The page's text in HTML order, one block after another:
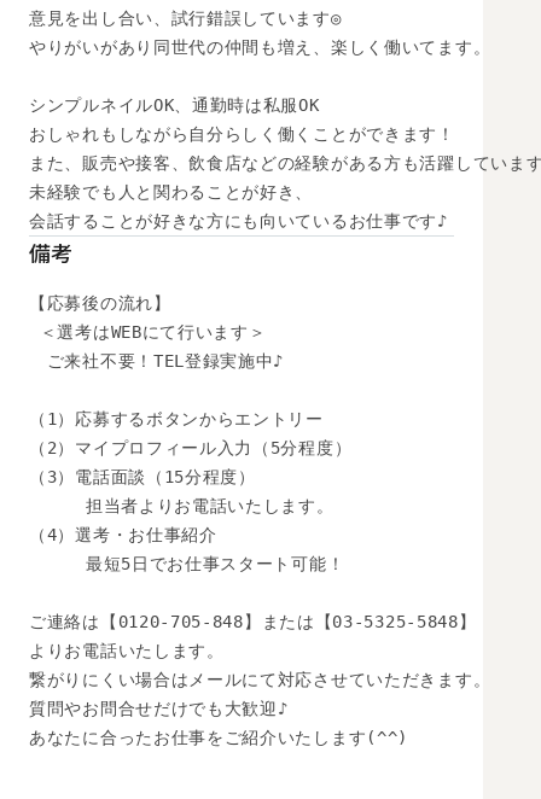
意見を出し合い、試行錯誤しています◎
やりがいがあり同世代の仲間も増え、楽しく働いてます。
シンプルネイルOK、通勤時は私服OK
おしゃれもしながら自分らしく働くことができます！
また、販売や接客、飲食店などの経験がある方も活躍していま
未経験でも人と関わることが好き、
会話することが好きな方にも向いているお仕事です♪
備考
【応募後の流れ】
＜選考はWEBにて行います＞
ご来社不要！TEL登録実施中♪
（1）応募するボタンからエントリー
（2）マイプロフィール入力（5分程度）
（3）電話面談（15分程度）
担当者よりお電話いたします。
（4）選考・お仕事紹介
最短5日でお仕事スタート可能！
ご連絡は【0120-705-848】または【03-5325-5848】
よりお電話いたします。
繋がりにくい場合はメールにて対応させていただきます。
質問やお問合せだけでも大歓迎♪
あなたに合ったお仕事をご紹介いたします(^^)